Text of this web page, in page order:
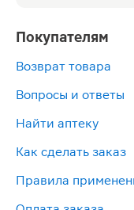
Покупателям
Возврат товара
Вопросы и ответы
Найти аптеку
Как сделать заказ
Правила